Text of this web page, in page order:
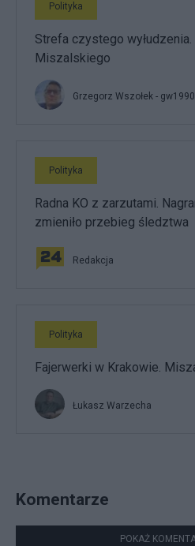
Polityka
Strefa czystego
Miszalskiego
Grzegorz Wszołek - gw1990
Polityka
Radna KO z zarzutami.
zmieniło przebieg śledztwa
Redakcja
Polityka
Fajerwerki w Krakowie.
Łukasz Warzecha
Komentarze
POKAŻ